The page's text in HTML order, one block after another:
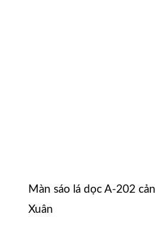
Màn sáo lá dọc A-202
Xuân